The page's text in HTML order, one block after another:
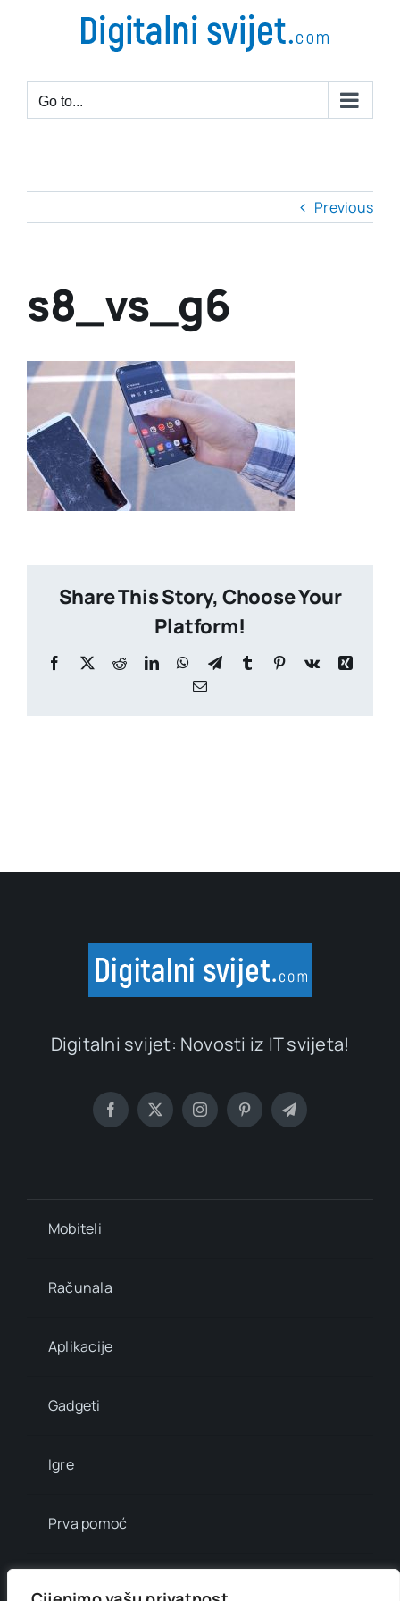
Go to...
Previous
s8_vs_g6
Share This Story, Choose Your
Platform!
Facebook
X RedditLinkedInWhatsApp
TelegramTumblr Pinterest
Vk
Xing
Email
Digitalni svijet: Novosti iz IT svijeta!
Mobiteli
Računala
Aplikacije
Gadgeti
Igre
Prva pomoć